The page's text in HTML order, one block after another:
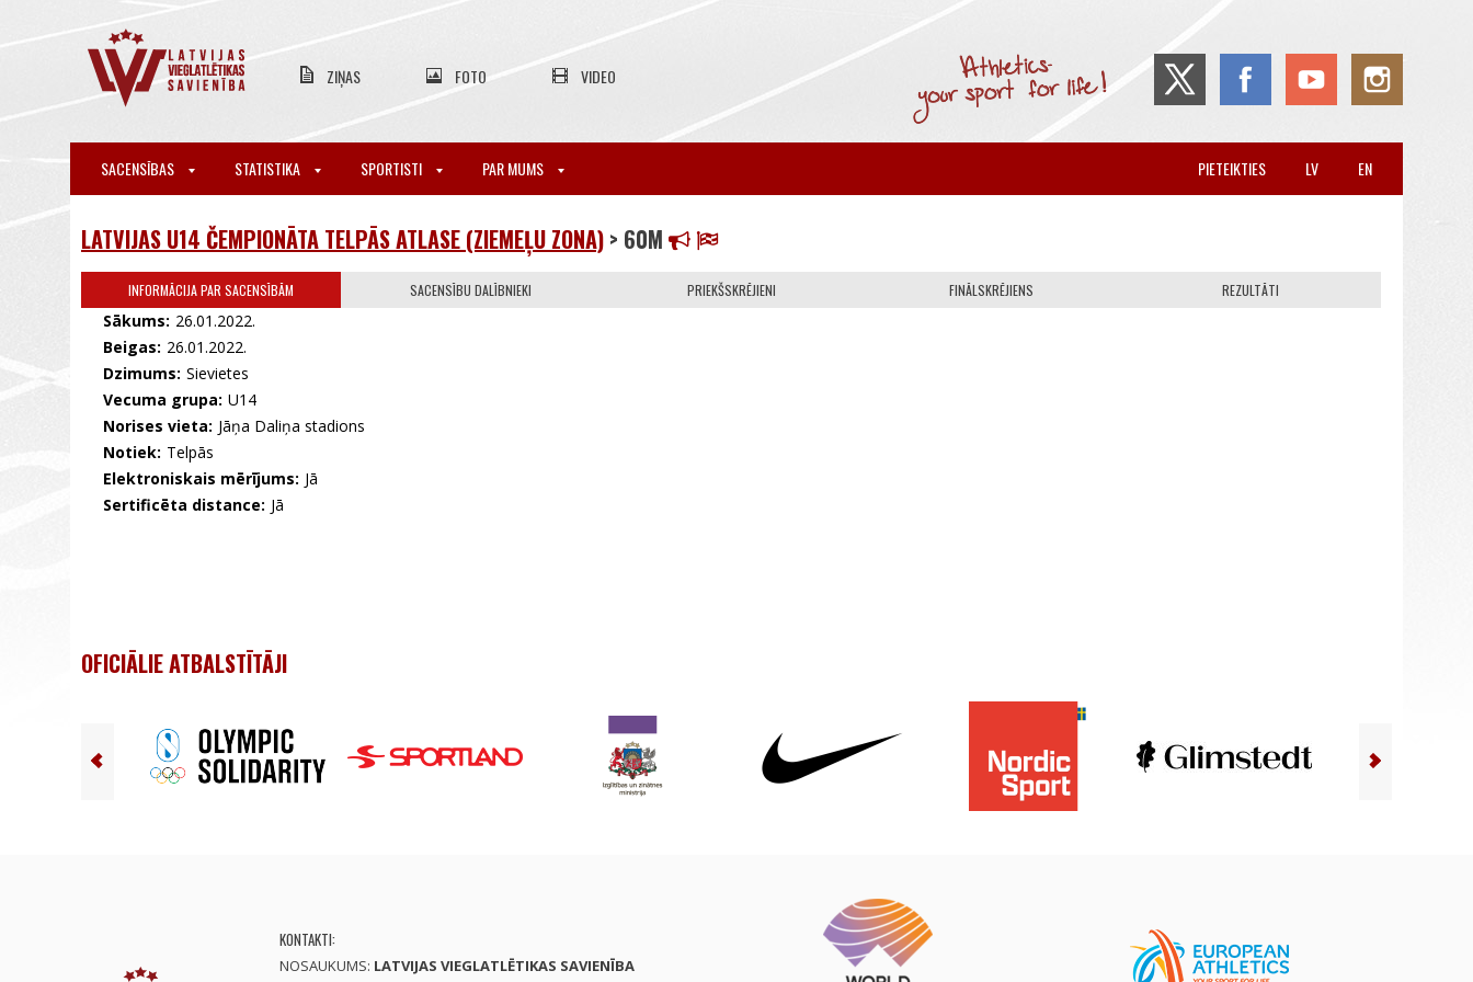
ZIŅAS FOTO VIDEO
SACENSĪBAS STATISTIKA SPORTISTI PAR MUMS EN
LV
PIETEIKTIES
LATVIJAS U14 ČEMPIONĀTA TELPĀS ATLASE (ZIEMEĻU ZONA) > 60M
INFORMĀCIJA PAR SACENSĪBĀM SACENSĪBU DALĪBNIEKI PRIEKŠSKRĒJIENI FINĀLSKRĒJIENS REZULTĀTI
Sākums: 26.01.2022.
Beigas: 26.01.2022.
Dzimums: Sievietes
Vecuma grupa: U14
Norises vieta: Jāņa Daliņa stadions
Notiek: Telpās
Elektroniskais mērījums: Jā
Sertificēta distance: Jā
OFICIĀLIE ATBALSTĪTĀJI
KONTAKTI:
NOSAUKUMS: LATVIJAS VIEGLATLĒTIKAS SAVIENĪBA